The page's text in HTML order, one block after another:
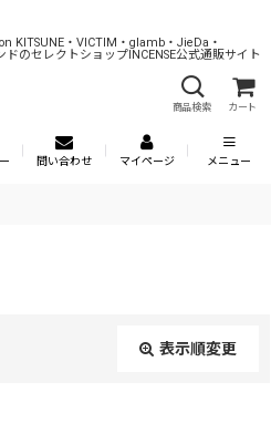
KITSUNE・VICTIM・glamb・JieDa・
のセレクトショップINCENSE公式通販サイト
商品検索 カート
問い合わせ マイページ メニュー
表示順変更